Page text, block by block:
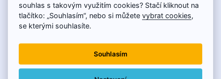
PPR Nátrubok 25mm (SNA025XXXX)
0,25€
PPR T-
souhlas s takovým využitím cookies? Stačí kliknout na
tlačítko: „Souhlasím“, nebo si můžetevybrat cookies
se kterými souhlasíte.
Souhlasím